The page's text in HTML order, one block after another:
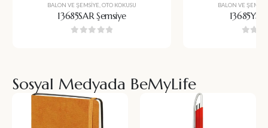
BALON VE ŞEMSIYE OTO KOKUSU
13685SAR Şemsiye
BALON VE
13685YSL
Sosyal Medyada BeMyLife